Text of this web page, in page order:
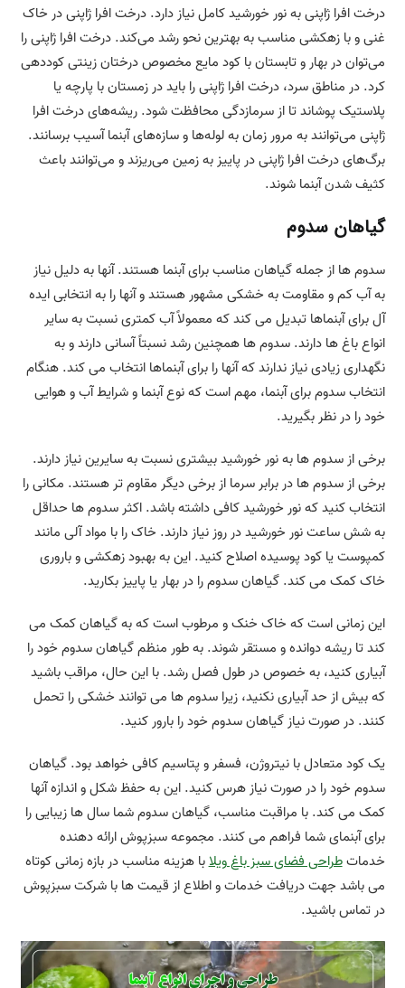
درخت افرا ژاپنی به نور خورشید کامل نیاز دارد. درخت افرا ژاپنی در خاک
غنی و با زهکشی مناسب به بهترین نحو رشد می‌کند. درخت افرا ژاپنی را
می‌توان در بهار و تابستان با کود مایع مخصوص درختان زینتی کوددهی
کرد. در مناطق سرد، درخت افرا ژاپنی را باید در زمستان با پارچه یا
پلاستیک پوشاند تا از سرمازدگی محافظت شود. ریشه‌های درخت افرا
ژاپنی می‌توانند به مرور زمان به لوله‌ها و سازه‌های آبنما آسیب برسانند.
برگ‌های درخت افرا ژاپنی در پاییز به زمین می‌ریزند و می‌توانند باعث
کثیف شدن آبنما شوند.
گیاهان سدوم
سدوم ها از جمله گیاهان مناسب برای آبنما هستند. آنها به دلیل نیاز
به آب کم و مقاومت به خشکی مشهور هستند و آنها را به انتخابی ایده
آل برای آبنماها تبدیل می کند که معمولاً آب کمتری نسبت به سایر
انواع باغ ها دارند. سدوم ها همچنین رشد نسبتاً آسانی دارند و به
نگهداری زیادی نیاز ندارند که آنها را برای آبنماها انتخاب می کند. هنگام
انتخاب سدوم برای آبنما، مهم است که نوع آبنما و شرایط آب و هوایی
خود را در نظر بگیرید.
برخی از سدوم ها به نور خورشید بیشتری نسبت به سایرین نیاز دارند.
برخی از سدوم ها در برابر سرما از برخی دیگر مقاوم تر هستند. مکانی را
انتخاب کنید که نور خورشید کافی داشته باشد. اکثر سدوم ها حداقل
به شش ساعت نور خورشید در روز نیاز دارند. خاک را با مواد آلی مانند
کمپوست یا کود پوسیده اصلاح کنید. این به بهبود زهکشی و باروری
خاک کمک می کند. گیاهان سدوم را در بهار یا پاییز بکارید.
این زمانی است که خاک خنک و مرطوب است که به گیاهان کمک می
کند تا ریشه دوانده و مستقر شوند. به طور منظم گیاهان سدوم خود را
آبیاری کنید، به خصوص در طول فصل رشد. با این حال، مراقب باشید
که بیش از حد آبیاری نکنید، زیرا سدوم ها می توانند خشکی را تحمل
کنند. در صورت نیاز گیاهان سدوم خود را بارور کنید.
یک کود متعادل با نیتروژن، فسفر و پتاسیم کافی خواهد بود. گیاهان
سدوم خود را در صورت نیاز هرس کنید. این به حفظ شکل و اندازه آنها
کمک می کند. با مراقبت مناسب، گیاهان سدوم شما سال ها زیبایی را
برای آبنمای شما فراهم می کنند. مجموعه سبزپوش ارائه دهنده
خدماتطراحی فضای سبز باغ ویلابا هزینه مناسب در بازه زمانی کوتاه
می باشد جهت دریافت خدمات و اطلاع از قیمت ها با شرکت سبزپوش
در تماس باشید.